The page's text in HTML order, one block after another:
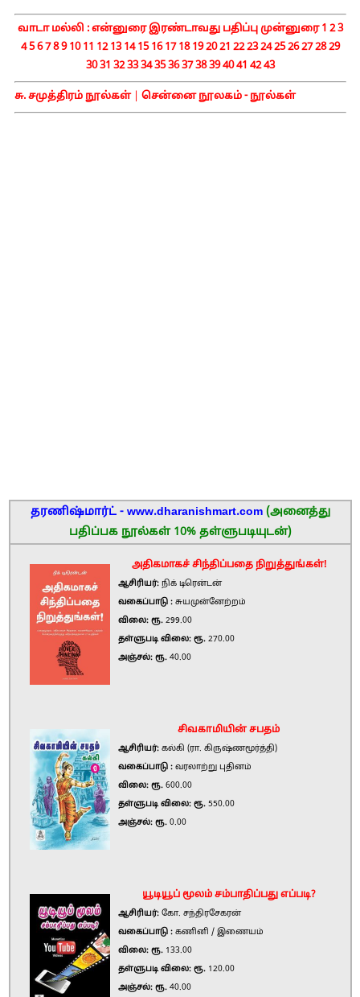
வாடா மல்லி :என்னுரைஇரண்டாவது பதிப்பு முன்னுரை1 23
4567891011 12131415161718192021 2223242526272829
3031 32333435363738394041 4243
சு. சமுத்திரம் நூல்கள்| சென்னை நூலகம் - நூல்கள்
தரணிஷ்மார்ட் - www.dharanishmart.com (அனைத்து
பதிப்பக நூல்கள் 10% தள்ளுபடியுடன்)
அதிகமாகச் சிந்திப்பதை நிறுத்துங்கள்!
ஆசிரியர்: நிக் டிரென்டன்
வகைப்பாடு : சுயமுன்னேற்றம்
விலை: ரூ. 299.00
தள்ளுபடி விலை: ரூ. 270.00
அஞ்சல்: ரூ. 40.00
சிவகாமியின் சபதம்
ஆசிரியர்: கல்கி (ரா. கிருஷ்ணமூர்த்தி)
வகைப்பாடு : வரலாற்று புதினம்
விலை: ரூ. 600.00
தள்ளுபடி விலை: ரூ. 550.00
அஞ்சல்: ரூ. 0.00
யூடியூப் மூலம் சம்பாதிப்பது எப்படி?
ஆசிரியர்: கோ. சந்திரசேகரன்
வகைப்பாடு : கணினி / இணையம்
விலை: ரூ. 133.00
தள்ளுபடி விலை: ரூ. 120.00
அஞ்சல்: ரூ. 40.00